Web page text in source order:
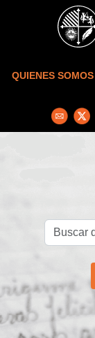
Skip to main content
QUIENES SOMOS